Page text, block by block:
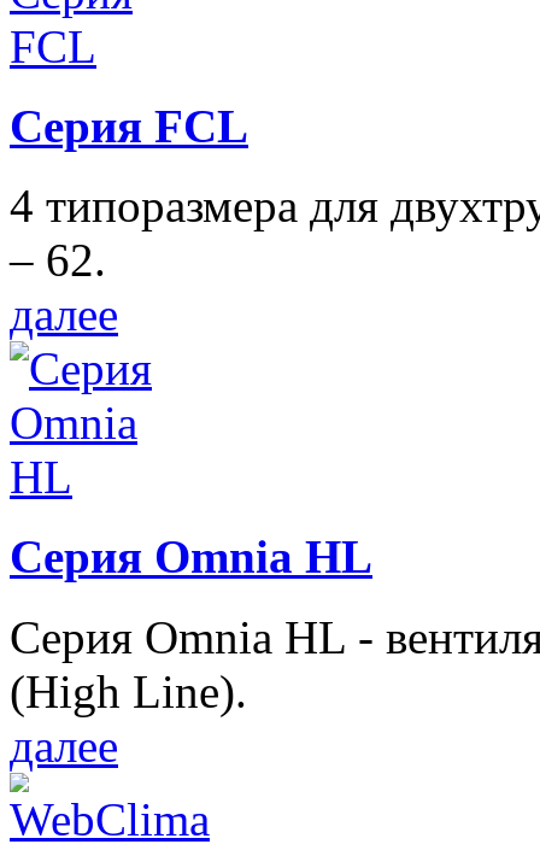
Серия FCL
4 типоразмера для
– 62.
далее
Серия Omnia HL
Серия Omnia HL -
(High Line).
далее